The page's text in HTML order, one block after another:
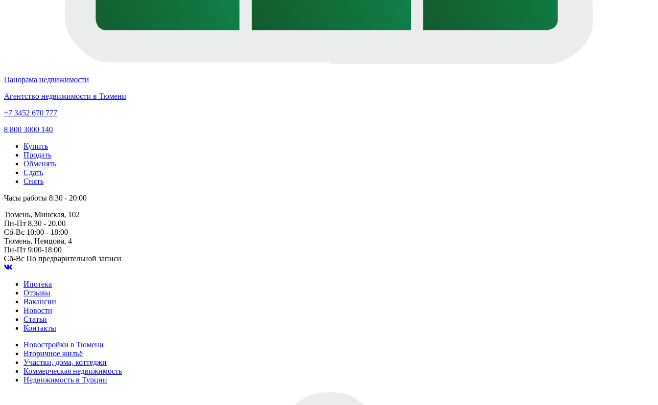
Панорама недвижимости
Агентство недвижимости в Тюмени
+7 3452 670 777
8 800 3000 140
Купить
Продать
Обменять
Сдать
Снять
Часы работы 8:30 - 20:00
Тюмень, Минская, 102
Пн-Пт 8.30 - 20.00
Сб-Вс 10:00 - 18:00
Тюмень, Немцова, 4
Пн-Пт 9:00-18:00
Сб-Вс По предварительной записи
Ипотека
Отзывы
Вакансии
Новости
Статьи
Контакты
Новостройки в Тюмени
Вторичное жильё
Участки, дома, коттеджи
Коммерческая недвижимость
Недвижимость в Турции